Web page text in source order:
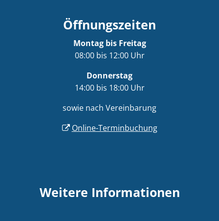
Öffnungszeiten
Montag bis Freitag
08:00 bis 12:00 Uhr
Donnerstag
14:00 bis 18:00 Uhr
sowie nach Vereinbarung
Online-Terminbuchung
Weitere Informationen